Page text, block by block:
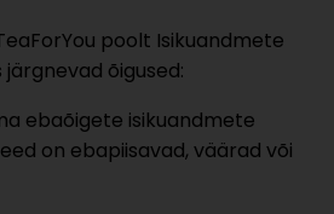
poolt Isikuandmete
õigused:
ebaõigete isikuandmete
on ebapiisavad, väärad või